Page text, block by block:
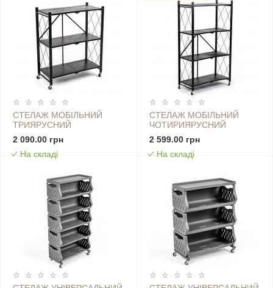
СТЕЛАЖ МОБІЛЬНИЙ
ТРИЯРУСНИЙ
УНІВЕРСАЛЬНИЙ
РОЗКЛАДНИЙ З
НЕРЖАВІЮЧОЇ СТАЛІ
2 090.00 грн
На складі
СТЕЛАЖ МОБІЛЬНИЙ
ЧОТИРИЯРУСНИЙ
УНІВЕРСАЛЬНИЙ
РОЗКЛАДНИЙ З
НЕРЖАВІЮЧОЇ СТАЛІ
2 599.00 грн
На складі